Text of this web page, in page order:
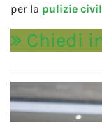
per la pulizie
Chiedi